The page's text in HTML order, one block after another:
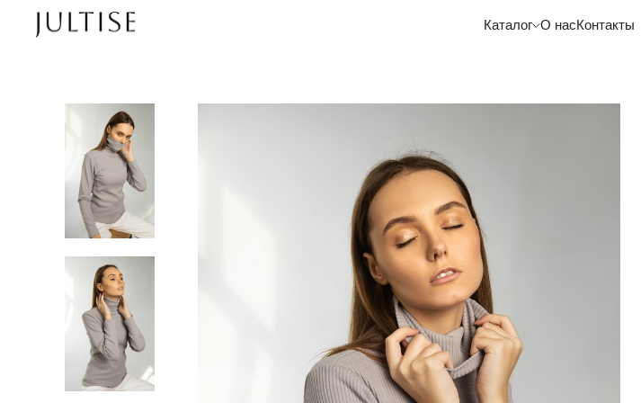
Каталог О насКонтакты